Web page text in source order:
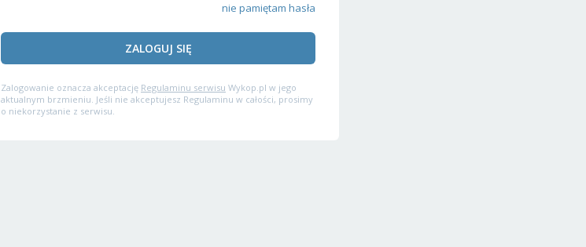
nie pamiętam hasła
ZALOGUJ SIĘ
Zalogowanie oznacza akceptację Regulaminu serwisu Wykop.pl w jego
aktualnym brzmieniu. Jeśli nie akceptujesz Regulaminu w całości, prosimy
o niekorzystanie z serwisu.